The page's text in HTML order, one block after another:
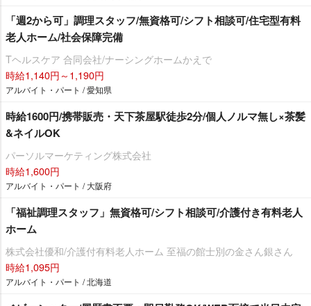
「週2から可」調理スタッフ/無資格可/シフト相談可/住宅型有料
老人ホーム/社会保障完備
Tヘルスケア 合同会社/ナーシングホームかえで
時給1,140円～1,190円
アルバイト・パート / 愛知県
時給1600円/携帯販売・天下茶屋駅徒歩2分/個人ノルマ無し×茶髪
&ネイルOK
パーソルマーケティング株式会社
時給1,600円
アルバイト・パート / 大阪府
「福祉調理スタッフ」無資格可/シフト相談可/介護付き有料老人
ホーム
株式会社優和/介護付有料老人ホーム 至福の館士別の金さん銀さん
時給1,095円
アルバイト・パート / 北海道